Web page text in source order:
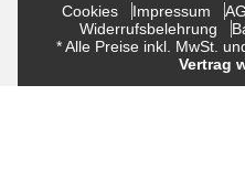
Cookies Impressum
Widerrufsbelehrung
* Alle Preise inkl. MwSt.
Vertrag